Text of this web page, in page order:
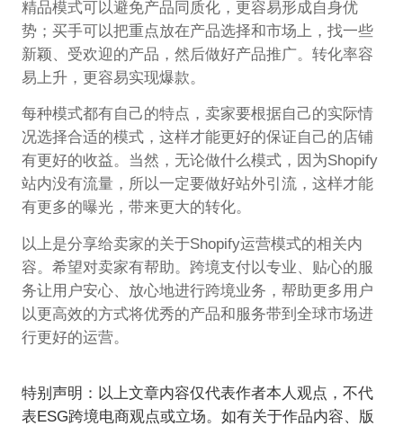
精品模式可以避免产品同质化，更容易形成自身优
势；买手可以把重点放在产品选择和市场上，找一些
新颖、受欢迎的产品，然后做好产品推广。转化率容
易上升，更容易实现爆款。
每种模式都有自己的特点，卖家要根据自己的实际情
况选择合适的模式，这样才能更好的保证自己的店铺
有更好的收益。当然，无论做什么模式，因为Shopify
站内没有流量，所以一定要做好站外引流，这样才能
有更多的曝光，带来更大的转化。
以上是分享给卖家的关于Shopify运营模式的相关内
容。希望对卖家有帮助。跨境支付以专业、贴心的服
务让用户安心、放心地进行跨境业务，帮助更多用户
以更高效的方式将优秀的产品和服务带到全球市场进
行更好的运营。
特别声明：以上文章内容仅代表作者本人观点，不代
表ESG跨境电商观点或立场。如有关于作品内容、版